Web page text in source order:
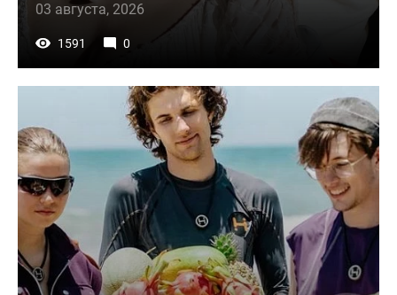
03 августа, 2026
1591 0